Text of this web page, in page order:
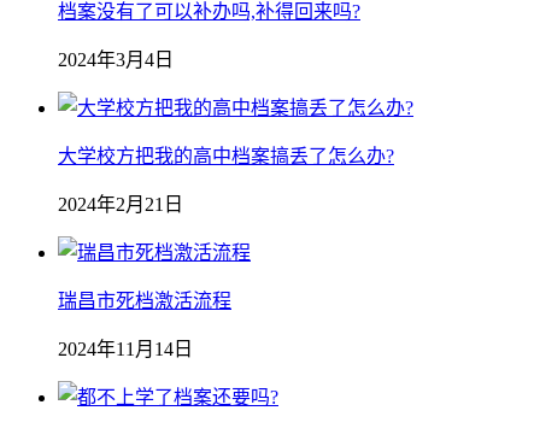
档案没有了可以补办吗,补得回来吗?
2024年3月4日
大学校方把我的高中档案搞丢了怎么办?
2024年2月21日
瑞昌市死档激活流程
2024年11月14日